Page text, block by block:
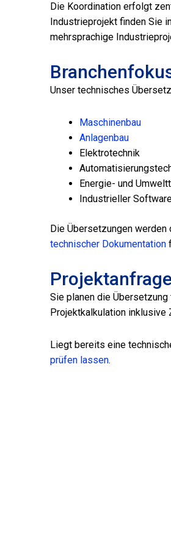
Die Koordination erfolgt
Industrieprojekt finden Sie
mehrsprachige
Unser technisches
Maschinenbau
Anlagenbau
Elektrotechnik
Energie- und
Industrieller
Die Übersetzungen
technischer Dokumentation
Projektanfrage
Sie planen die
Projektkalkulation inklusive
Liegt bereits eine
prüfen lassen.